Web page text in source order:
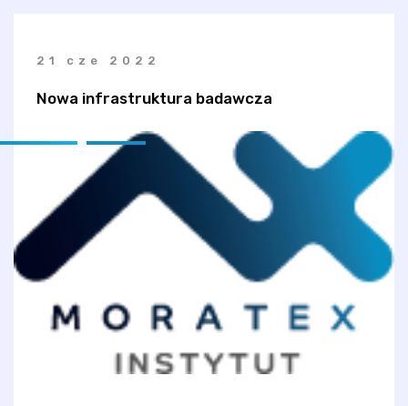
21 cze 2022
Nowa infrastruktura badawcza